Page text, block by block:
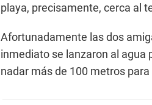
playa, precisamente, cerca al
Afortunadamente las dos
inmediato se lanzaron al agua
nadar más de 100 metros